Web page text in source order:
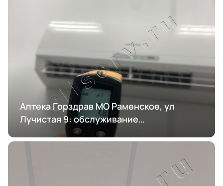
Аптека Горздрав МО Раменское, ул
Лучистая 9: обслуживание
кондиционирования